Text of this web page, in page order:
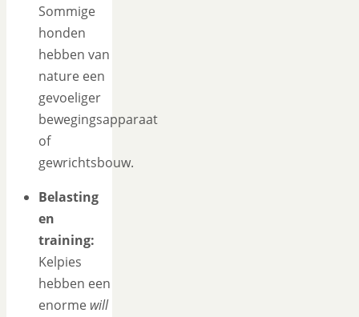
Sommige
honden
hebben van
nature een
gevoeliger
bewegingsapparaat
of
gewrichtsbouw.
Belasting
en
training:
Kelpies
hebben een
enorme will